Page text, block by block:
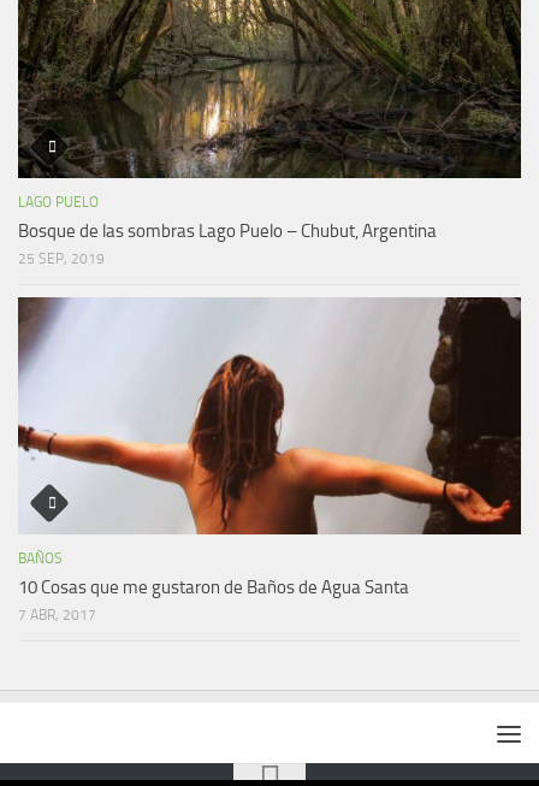
LAGO PUELO
Bosque de las sombras Lago Puelo – Chubut, Argentina
25 SEP, 2019
BAÑOS
10 Cosas que me gustaron de Baños de Agua Santa
7 ABR, 2017